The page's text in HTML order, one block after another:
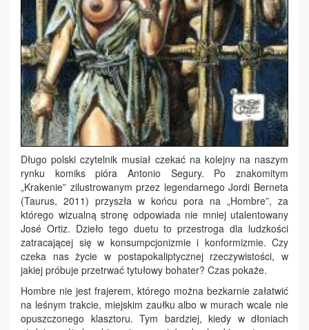
Długo polski czytelnik musiał czekać na kolejny na naszym
rynku komiks pióra Antonio Segury. Po znakomitym
„Krakenie” zilustrowanym przez legendarnego Jordi Berneta
(Taurus, 2011) przyszła w końcu pora na „Hombre”, za
którego wizualną stronę odpowiada nie mniej utalentowany
José Ortiz. Dzieło tego duetu to przestroga dla ludzkości
zatracającej się w konsumpcjonizmie i konformizmie. Czy
czeka nas życie w postapokaliptycznej rzeczywistości, w
jakiej próbuje przetrwać tytułowy bohater? Czas pokaże.
Hombre nie jest frajerem, którego można bezkarnie załatwić
na leśnym trakcie, miejskim zaułku albo w murach wcale nie
opuszczonego klasztoru. Tym bardziej, kiedy w dłoniach